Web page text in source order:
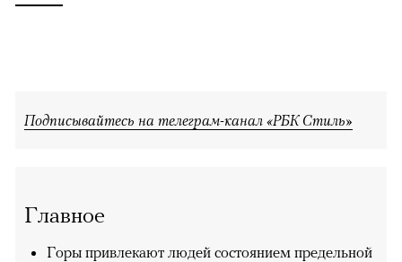
Подписывайтесь на телеграм-канал «РБК Стиль»
Главное
Горы привлекают людей состоянием предельной